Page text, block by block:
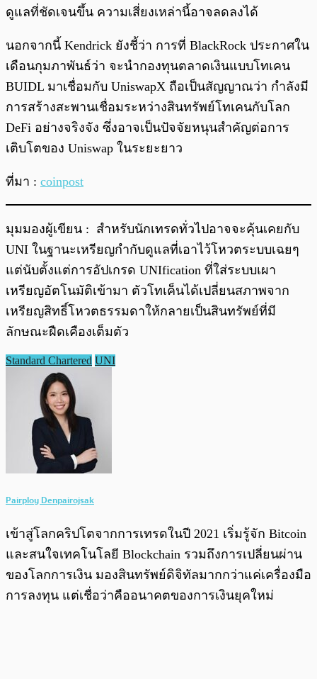
ดูแลที่ชัดเจนขึ้น ความเสี่ยงเหล่านี้อาจลดลงได้
นอกจากนี้ Kendrick ยังชี้ว่า การที่ BlackRock ประกาศใน
เดือนกุมภาพันธ์ว่า จะนำกองทุนตลาดเงินแบบโทเคน
BUIDL มาเชื่อมกับ UniswapX ถือเป็นสัญญาณว่า กำลังมี
การสร้างสะพานเชื่อมระหว่างสินทรัพย์โทเคนกับโลก
DeFi อย่างจริงจัง ซึ่งอาจเป็นปัจจัยหนุนสำคัญต่อการ
เติบโตของ Uniswap ในระยะยาว
ที่มา : coinpost
มุมมองผู้เขียน : สำหรับนักเทรดทั่วไปอาจจะคุ้นเคยกับ
UNI ในฐานะเหรียญกำกับดูแลที่เอาไว้โหวตระบบเฉยๆ
แต่นับตั้งแต่การอัปเกรด UNIfication ที่ใส่ระบบเผา
เหรียญอัตโนมัติเข้ามา ตัวโทเค็นได้เปลี่ยนสภาพจาก
เหรียญสิทธิ์โหวตธรรมดาให้กลายเป็นสินทรัพย์ที่มี
ลักษณะฝืดเคืองเต็มตัว
Standard Chartered UNI
Pairploy Denpairojsak
เข้าสู่โลกคริปโตจากการเทรดในปี 2021 เริ่มรู้จัก Bitcoin
และสนใจเทคโนโลยี Blockchain รวมถึงการเปลี่ยนผ่าน
ของโลกการเงิน มองสินทรัพย์ดิจิทัลมากกว่าแค่เครื่องมือ
การลงทุน แต่เชื่อว่าคืออนาคตของการเงินยุคใหม่